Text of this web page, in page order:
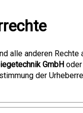
alle anderen
GmbH
der